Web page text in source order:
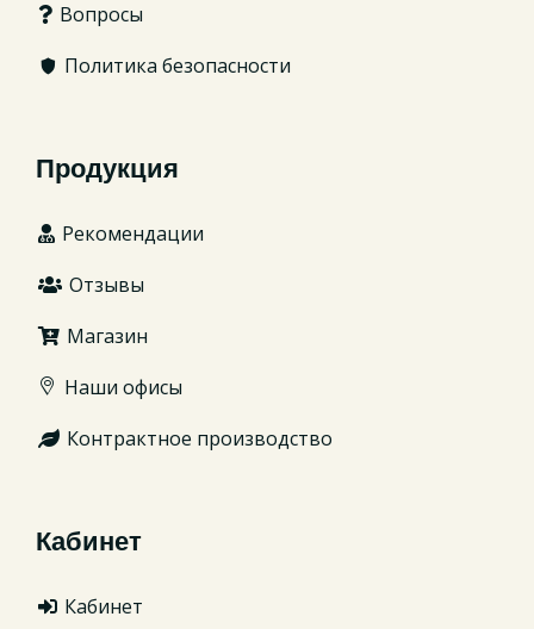
Вопросы
Политика безопасности
Продукция
Рекомендации
Отзывы
Магазин
Наши офисы
Контрактное производство
Кабинет
Кабинет